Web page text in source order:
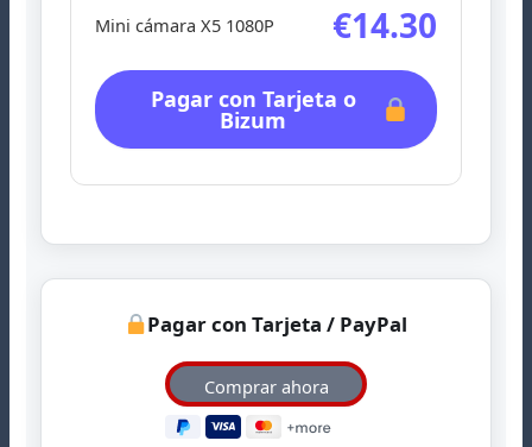
Mini cámara X5 1080P €14.30
Pagar con Tarjeta o
Bizum
Pagar con Tarjeta / PayPal